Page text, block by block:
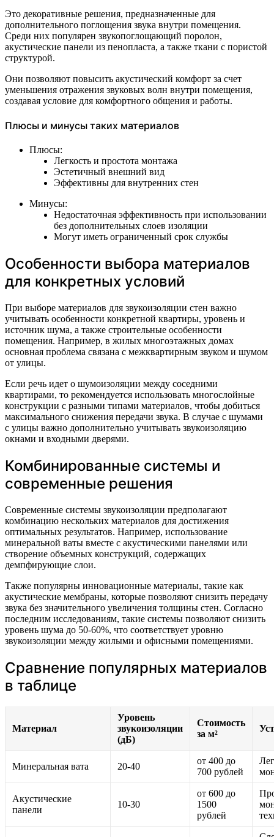
Это декоративные решения, предназначенные для
дополнительного поглощения звука внутри помещения.
Среди них популярен звукопоглощающий поролон,
акустические панели из пенопласта, а также ткани с пористой
структурой.
Они позволяют повысить акустический комфорт за счет
уменьшения отражения звуковых волн внутри помещения,
создавая условие для комфортного общения и работы.
Плюсы и минусы таких материалов
Плюсы:
Легкость и простота монтажа
Эстетичный внешний вид
Эффективны для внутренних стен
Минусы:
Недостаточная эффективность при использовании
без дополнительных слоев изоляции
Могут иметь ограниченный срок службы
Особенности выбора материалов
для конкретных условий
При выборе материалов для звукоизоляции стен важно
учитывать особенности конкретной квартиры, уровень и
источник шума, а также строительные особенности
помещения. Например, в жилых многоэтажных домах
основная проблема связана с межквартирным звуком и шумом
от улицы.
Если речь идет о шумоизоляции между соседними
квартирами, то рекомендуется использовать многослойные
конструкции с разными типами материалов, чтобы добиться
максимального снижения передачи звука. В случае с шумами
с улицы важно дополнительно учитывать звукоизоляцию
окнами и входными дверями.
Комбинированные системы и
современные решения
Современные системы звукоизоляции предполагают
комбинацию нескольких материалов для достижения
оптимальных результатов. Например, использование
минеральной ваты вместе с акустическими панелями или
створение объемных конструкций, содержащих
демпфирующие слои.
Также популярны инновационные материалы, такие как
акустические мембраны, которые позволяют снизить передачу
звука без значительного увеличения толщины стен. Согласно
последним исследованиям, такие системы позволяют снизить
уровень шума до 50-60%, что соответствует уровню
звукоизоляции между жилыми и офисными помещениями.
Сравнение популярных материалов
в таблице
Материал
Уровень
звукоизоляции
(дБ)
Стоимость
за м²
Минеральная вата 20-40
от 400 до
700 рублей
Акустические
панели
10-30
от 600 до
1500
рублей